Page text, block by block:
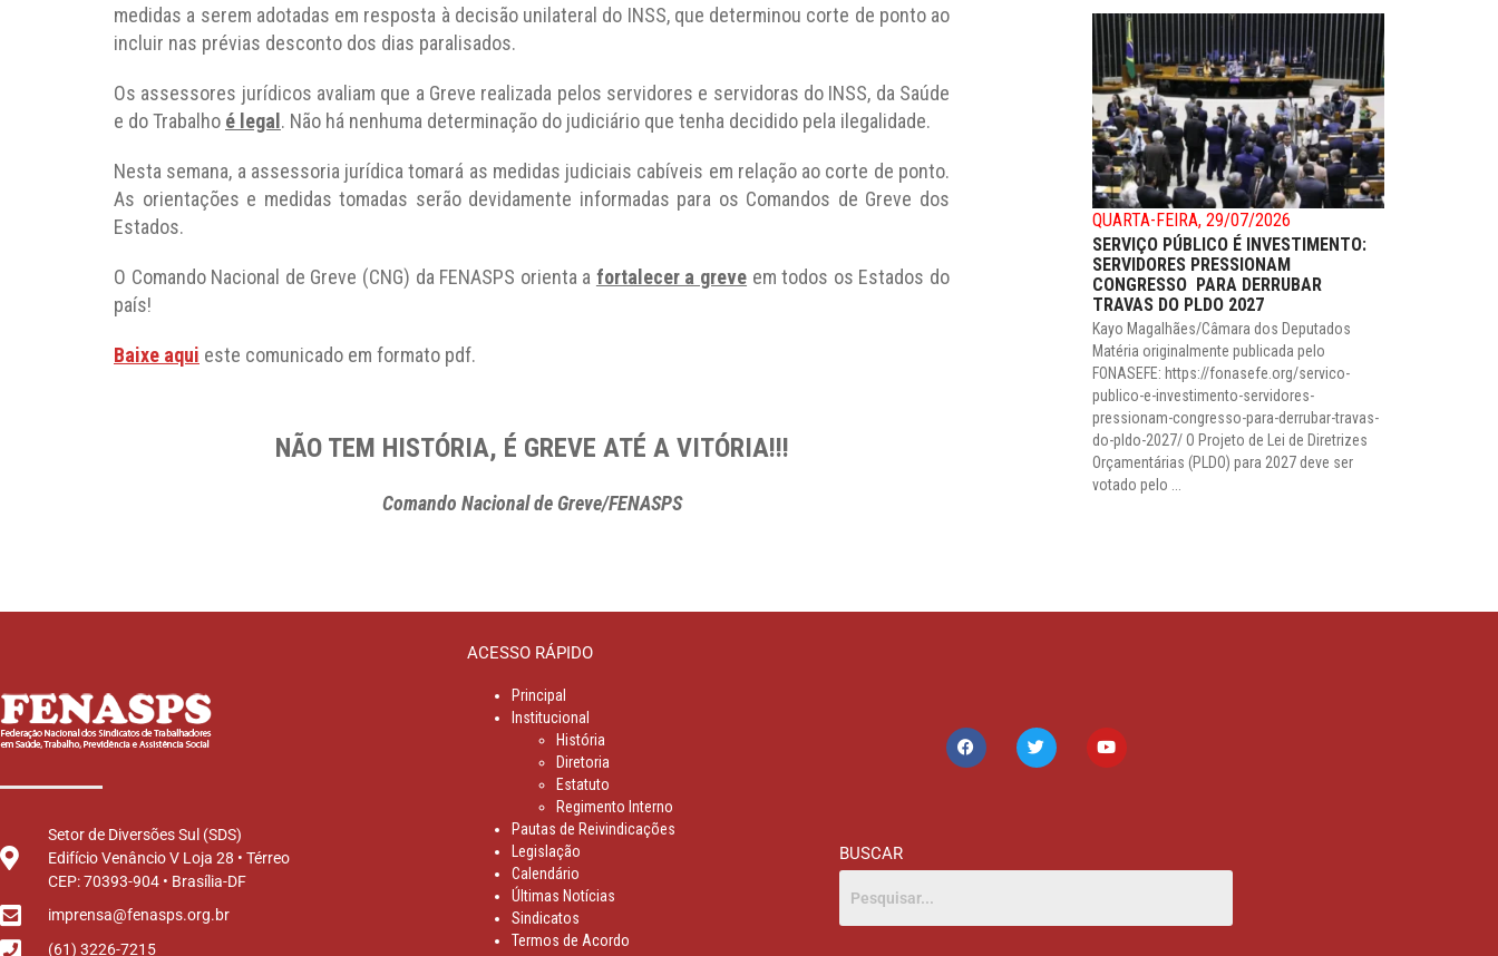
medidas a serem adotadas em resposta à decisão unilateral do INSS, que determinou corte de ponto ao
incluir nas prévias desconto dos dias paralisados.
Os assessores jurídicos avaliam que a Greve realizada pelos servidores e servidoras do INSS, da Saúde
e do Trabalho é legal . Não há nenhuma determinação do judiciário que tenha decidido pela ilegalidade.
Nesta semana, a assessoria jurídica tomará as medidas judiciais cabíveis em relação ao corte de ponto.
As orientações e medidas tomadas serão devidamente informadas para os Comandos de Greve dos
Estados.
O Comando Nacional de Greve (CNG) da FENASPS orienta a fortalecer a greve em todos os Estados do
país!
Baixe aqui este comunicado em formato pdf.
NÃO TEM HISTÓRIA, É GREVE ATÉ A VITÓRIA!!!
Comando Nacional de Greve/FENASPS
QUARTA-FEIRA, 29/07/2026
SERVIÇO PÚBLICO É INVESTIMENTO:
SERVIDORES PRESSIONAM
CONGRESSO PARA DERRUBAR
TRAVAS DO PLDO 2027
Kayo Magalhães/Câmara dos Deputados
Matéria originalmente publicada pelo
FONASEFE: https://fonasefe.org/servico-
publico-e-investimento-servidores-
pressionam-congresso-para-derrubar-travas-
do-pldo-2027/ O Projeto de Lei de Diretrizes
Orçamentárias (PLDO) para 2027 deve ser
votado pelo ...
Setor de Diversões Sul (SDS)
Edifício Venâncio V Loja 28 • Térreo
CEP: 70393-904 • Brasília-DF
imprensa@fenasps.org.br
(61) 3226-7215
ACESSO RÁPIDO
Principal
Institucional
História
Diretoria
Estatuto
Regimento Interno
Pautas de Reivindicações
Legislação
Calendário
Últimas Notícias
Sindicatos
Termos de Acordo
BUSCAR